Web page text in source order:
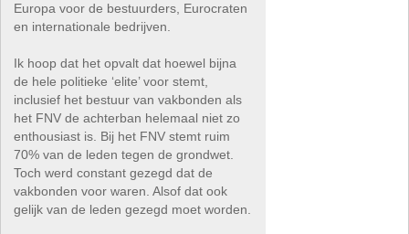
Europa voor de bestuurders, Eurocraten
en internationale bedrijven.
Ik hoop dat het opvalt dat hoewel bijna
de hele politieke ‘elite’ voor stemt,
inclusief het bestuur van vakbonden als
het FNV de achterban helemaal niet zo
enthousiast is. Bij het FNV stemt ruim
70% van de leden tegen de grondwet.
Toch werd constant gezegd dat de
vakbonden voor waren. Alsof dat ook
gelijk van de leden gezegd moet worden.